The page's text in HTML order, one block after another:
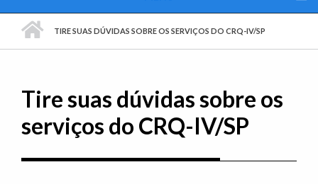
TIRE SUAS DÚVIDAS SOBRE OS SERVIÇOS DO CRQ-IV/SP
Tire suas dúvidas sobre os
serviços do CRQ-IV/SP